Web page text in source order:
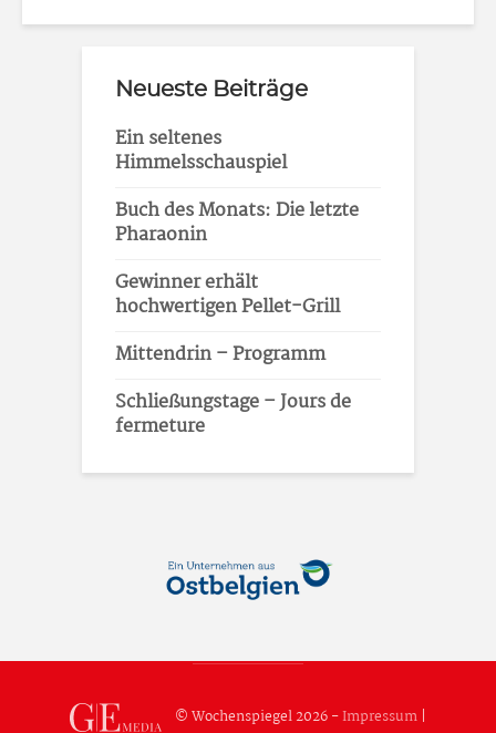
Neueste Beiträge
Ein seltenes
Himmelsschauspiel
Buch des Monats: Die letzte
Pharaonin
Gewinner erhält
hochwertigen Pellet-Grill
Mittendrin – Programm
Schließungstage – Jours de
fermeture
© Wochenspiegel 2026 -Impressum|